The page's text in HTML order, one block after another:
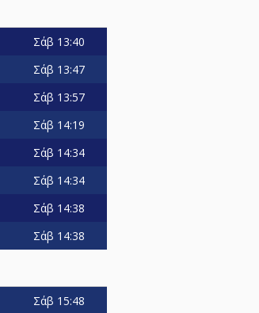
Σάβ 13:40
Σάβ 13:47
Σάβ 13:57
Σάβ 14:19
Σάβ 14:34
Σάβ 14:34
Σάβ 14:38
Σάβ 14:38
Σάβ 15:48